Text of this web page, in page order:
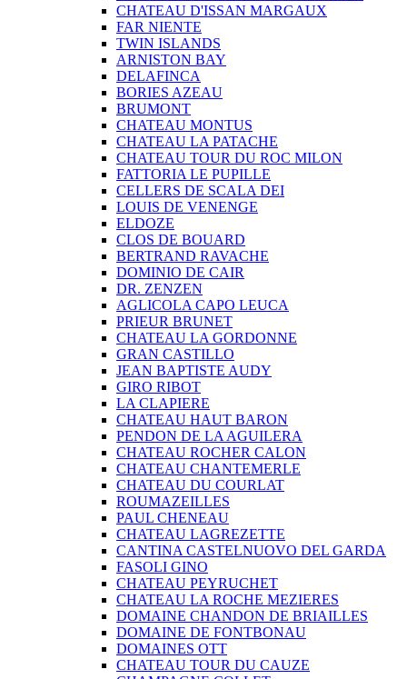
CHATEAU D'ISSAN MARGAUX
FAR NIENTE
TWIN ISLANDS
ARNISTON BAY
DELAFINCA
BORIES AZEAU
BRUMONT
CHATEAU MONTUS
CHATEAU LA PATACHE
CHATEAU TOUR DU ROC MILON
FATTORIA LE PUPILLE
CELLERS DE SCALA DEI
LOUIS DE VENENGE
ELDOZE
CLOS DE BOUARD
BERTRAND RAVACHE
DOMINIO DE CAIR
DR. ZENZEN
AGLICOLA CAPO LEUCA
PRIEUR BRUNET
CHATEAU LA GORDONNE
GRAN CASTILLO
JEAN BAPTISTE AUDY
GIRO RIBOT
LA CLAPIERE
CHATEAU HAUT BARON
PENDON DE LA AGUILERA
CHATEAU ROCHER CALON
CHATEAU CHANTEMERLE
CHATEAU DU COURLAT
ROUMAZEILLES
PAUL CHENEAU
CHATEAU LAGREZETTE
CANTINA CASTELNUOVO DEL GARDA
FASOLI GINO
CHATEAU PEYRUCHET
CHATEAU LA ROCHE MEZIERES
DOMAINE CHANDON DE BRIAILLES
DOMAINE DE FONTBONAU
DOMAINES OTT
CHATEAU TOUR DU CAUZE